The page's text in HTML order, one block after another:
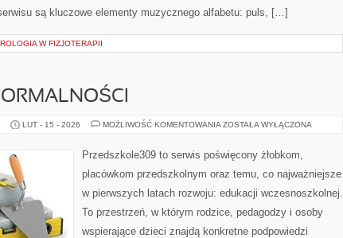
są kluczowe elementy muzycznego alfabetu: puls, […]
W FIZJOTERAPII
LUT - 15 - 2026 MOŻLIWOŚĆ KOMENTOWANIA PRAWO
ZOSTAŁA WYŁĄCZONA
Przedszkole309 to serwis poświęcony żłobkom,
placówkom przedszkolnym oraz temu, co najważniejsze
w pierwszych latach rozwoju: edukacji wczesnoszkolnej.
To przestrzeń, w którym rodzice, pedagodzy i osoby
wspierające dzieci znajdą konkretne podpowiedzi